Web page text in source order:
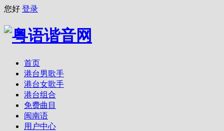
您好 登录
首页
港台男歌手
港台女歌手
港台组合
免费曲目
闽南语
用户中心